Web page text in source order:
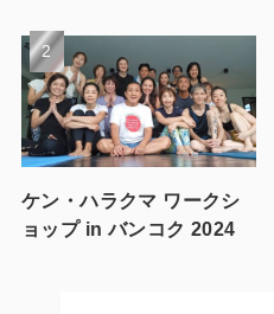
ケン・ハラクマ ワークシ
ョップ in バンコク 2024